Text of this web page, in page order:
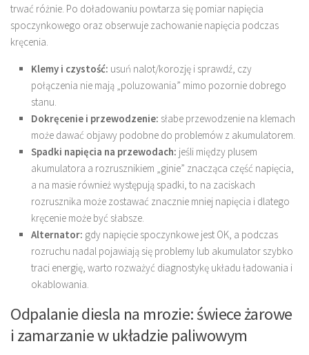
trwać różnie. Po doładowaniu powtarza się pomiar napięcia
spoczynkowego oraz obserwuje zachowanie napięcia podczas
kręcenia.
Klemy i czystość: usuń nalot/korozję i sprawdź, czy
połączenia nie mają „poluzowania” mimo pozornie dobrego
stanu.
Dokręcenie i przewodzenie: słabe przewodzenie na klemach
może dawać objawy podobne do problemów z akumulatorem.
Spadki napięcia na przewodach: jeśli między plusem
akumulatora a rozrusznikiem „ginie” znacząca część napięcia,
a na masie również występują spadki, to na zaciskach
rozrusznika może zostawać znacznie mniej napięcia i dlatego
kręcenie może być słabsze.
Alternator: gdy napięcie spoczynkowe jest OK, a podczas
rozruchu nadal pojawiają się problemy lub akumulator szybko
traci energię, warto rozważyć diagnostykę układu ładowania i
okablowania.
Odpalanie diesla na mrozie: świece żarowe
i zamarzanie w układzie paliwowym